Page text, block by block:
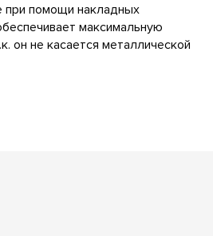
при помощи накладных
максимальную
он не касается металлической